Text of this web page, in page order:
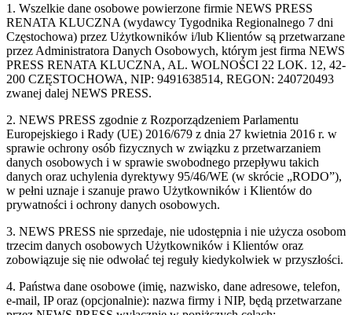
1. Wszelkie dane osobowe powierzone firmie NEWS PRESS
RENATA KLUCZNA (wydawcy Tygodnika Regionalnego 7 dni
Częstochowa) przez Użytkowników i/lub Klientów są przetwarzane
przez Administratora Danych Osobowych, którym jest firma NEWS
PRESS RENATA KLUCZNA, AL. WOLNOŚCI 22 LOK. 12, 42-
200 CZĘSTOCHOWA, NIP: 9491638514, REGON: 240720493
zwanej dalej NEWS PRESS.
2. NEWS PRESS zgodnie z Rozporządzeniem Parlamentu
Europejskiego i Rady (UE) 2016/679 z dnia 27 kwietnia 2016 r. w
sprawie ochrony osób fizycznych w związku z przetwarzaniem
danych osobowych i w sprawie swobodnego przepływu takich
danych oraz uchylenia dyrektywy 95/46/WE (w skrócie „RODO”),
w pełni uznaje i szanuje prawo Użytkowników i Klientów do
prywatności i ochrony danych osobowych.
3. NEWS PRESS nie sprzedaje, nie udostępnia i nie użycza osobom
trzecim danych osobowych Użytkowników i Klientów oraz
zobowiązuje się nie odwołać tej reguły kiedykolwiek w przyszłości.
4. Państwa dane osobowe (imię, nazwisko, dane adresowe, telefon,
e-mail, IP oraz (opcjonalnie): nazwa firmy i NIP, będą przetwarzane